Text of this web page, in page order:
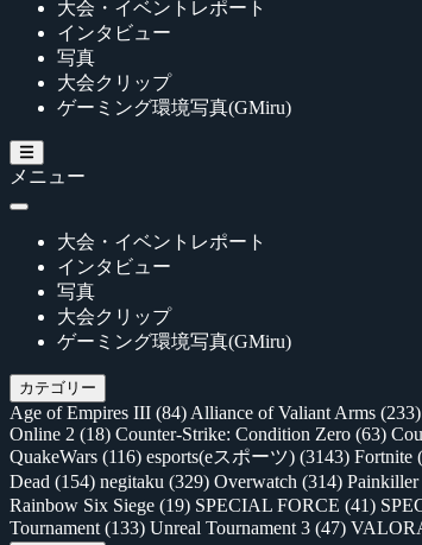
大会・イベントレポート
インタビュー
写真
大会クリップ
ゲーミング環境写真(GMiru)
メニュー
大会・イベントレポート
インタビュー
写真
大会クリップ
ゲーミング環境写真(GMiru)
カテゴリー
Age of Empires III (84) Alliance of Valiant Arms (233)
Online 2 (18) Counter-Strike: Condition Zero (63)
QuakeWars (116) esports(eスポーツ) (3143) Fortnite
Dead (154) negitaku (329) Overwatch (314) Painkiller
Rainbow Six Siege (19) SPECIAL FORCE (41)
Tournament (133) Unreal Tournament 3 (47)